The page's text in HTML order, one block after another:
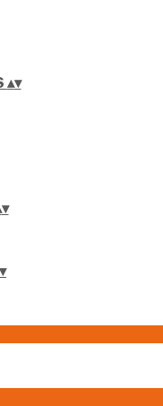
▴▾
▾
▾